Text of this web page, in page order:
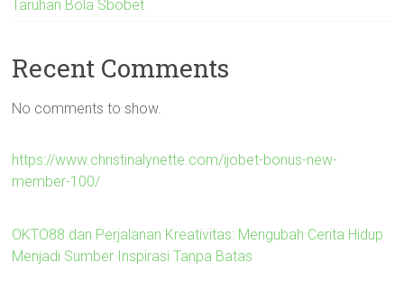
Taruhan Bola Sbobet
Recent Comments
No comments to show.
https://www.christinalynette.com/ijobet-bonus-new-
member-100/
OKTO88 dan Perjalanan Kreativitas: Mengubah Cerita Hidup
Menjadi Sumber Inspirasi Tanpa Batas